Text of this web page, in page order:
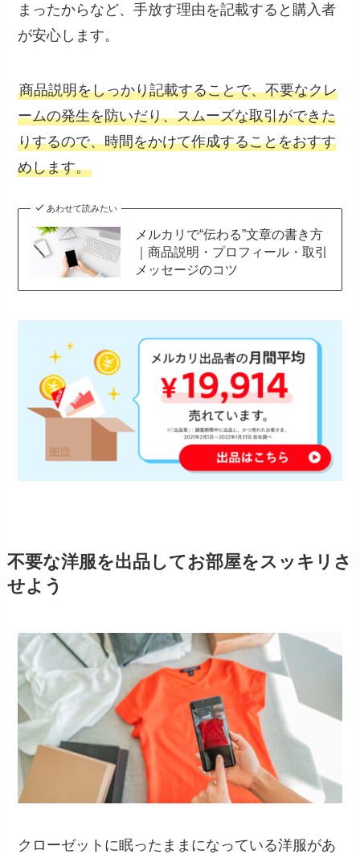
まったからなど、手放す理由を記載すると購入者
が安心します。
商品説明をしっかり記載することで、不要なクレ
ームの発生を防いだり、スムーズな取引ができた
りするので、時間をかけて作成することをおすす
めします。
あわせて読みたい
メルカリで“伝わる”文章の書き方
｜商品説明・プロフィール・取引
メッセージのコツ
不要な洋服を出品してお部屋をスッキリさ
せよう
クローゼットに眠ったままになっている洋服があ